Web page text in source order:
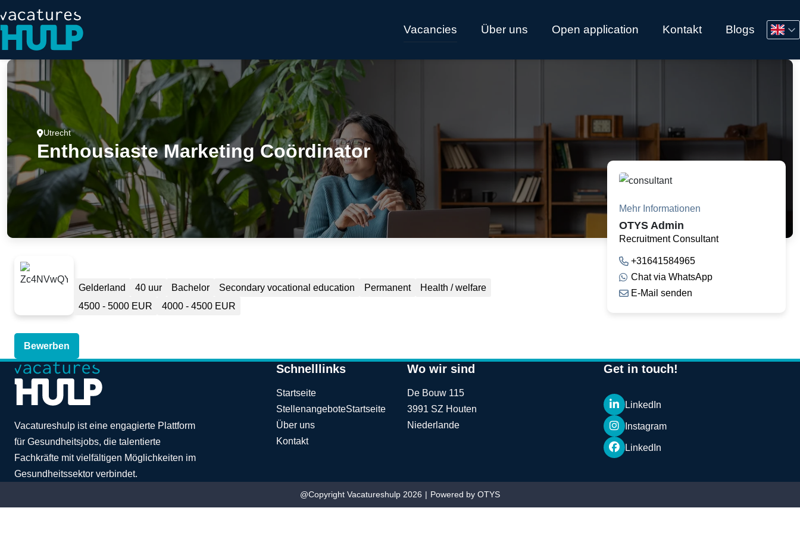
Vacancies Über uns Open application Kontakt Blogs
Utrecht
Enthousiaste Marketing Coördinator
Gelderland 40 uur Bachelor Secondary vocational education Permanent
Health / welfare
4500 - 5000 EUR
4000 - 4500 EUR
Bewerben
Mehr Informationen
OTYS Admin
Recruitment Consultant
+31641584965
Chat via WhatsApp
E-Mail senden
Vacatureshulp ist eine engagierte Plattform
für Gesundheitsjobs, die talentierte
Fachkräfte mit vielfältigen Möglichkeiten im
Gesundheitssektor verbindet.
Schnelllinks
Startseite
StellenangeboteStartseite
Über uns
Kontakt
Wo wir sind
De Bouw 115
3991 SZ Houten
Niederlande
Get in touch!
LinkedIn
Instagram
LinkedIn
@Copyright Vacatureshulp 2026 Powered by OTYS